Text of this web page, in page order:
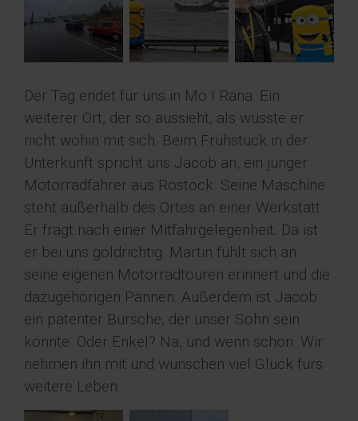
Der Tag endet für uns in Mo I Rana. Ein
weiterer Ort, der so aussieht, als wüsste er
nicht wohin mit sich. Beim Frühstück in der
Unterkunft spricht uns Jacob an, ein junger
Motorradfahrer aus Rostock. Seine Maschine
steht außerhalb des Ortes an einer Werkstatt.
Er fragt nach einer Mitfahrgelegenheit. Da ist
er bei uns goldrichtig. Martin fühlt sich an
seine eigenen Motorradtouren erinnert und die
dazugehörigen Pannen. Außerdem ist Jacob
ein patenter Bursche, der unser Sohn sein
könnte. Oder Enkel? Na, und wenn schon. Wir
nehmen ihn mit und wünschen viel Glück fürs
weitere Leben.